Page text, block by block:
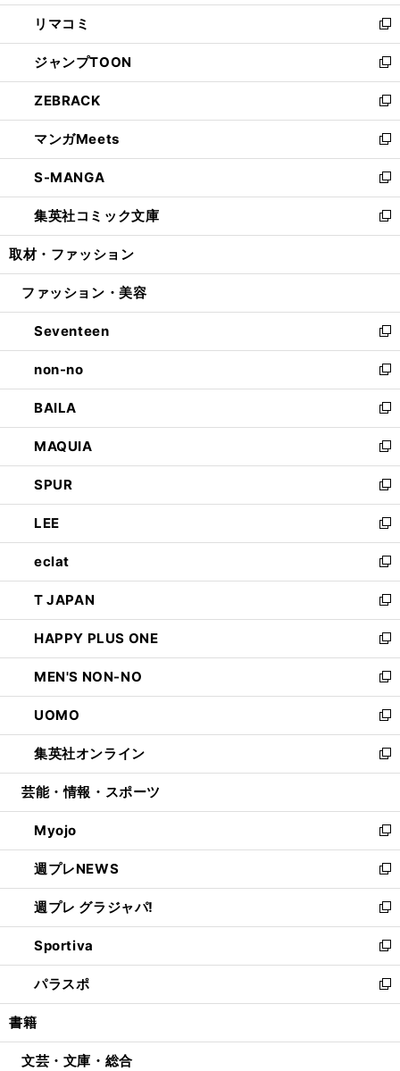
ウ
で
開
く
ン
ド
ウ
で
開
く
ウ
ィ
ン
ド
ウ
で
開
く
し
い
ウ
ィ
ン
ド
ウ
で
開
く
リマコミ
新
し
い
ウ
ィ
ン
ド
ウ
で
開
く
ジャンプTOON
新
し
い
ウ
ィ
ン
ド
ウ
で
開
ZEBRACK
新
し
い
ウ
ィ
ン
ド
ウ
開
マンガMeets
新
し
い
ウ
ィ
ン
ウ
開
く
S-MANGA
新
し
い
ウ
ン
ウ
で
開
く
集英社コミック文庫
新
し
ウ
ン
ド
ウ
で
開
く
取材・ファッション
ファッション・美容
Seventeen
新
し
い
ウ
ィ
ン
ド
ウ
で
開
く
non-no
新
し
い
ウ
ィ
ン
ド
ウ
で
開
く
BAILA
新
し
い
ウ
ィ
ン
ド
ウ
で
開
く
MAQUIA
新
し
い
ウ
ィ
ン
ド
ウ
で
開
く
SPUR
新
し
い
ウ
ィ
ン
ド
ウ
で
開
く
LEE
新
し
い
ウ
ィ
ン
ド
ウ
で
開
く
eclat
新
し
い
ウ
ィ
ン
ド
ウ
で
開
く
T JAPAN
新
し
い
ウ
ィ
ン
ド
ウ
で
開
HAPPY PLUS ONE
新
し
い
ウ
ィ
ン
ド
ウ
開
く
MEN'S NON-NO
新
し
い
ウ
ィ
ン
ウ
で
開
く
UOMO
新
し
い
ウ
ン
ド
ウ
で
開
く
集英社オンライン
新
し
ウ
ィ
ン
ド
ウ
で
開
く
芸能・情報・スポーツ
Myojo
新
し
い
ウ
ィ
ン
ド
ウ
で
開
週プレNEWS
新
し
い
ウ
ィ
ン
ド
ウ
開
週プレ グラジャパ!
新
し
い
ウ
ィ
ン
ウ
Sportiva
新
し
い
ウ
ン
パラスポ
新
し
ウ
書籍
文芸・文庫・総合